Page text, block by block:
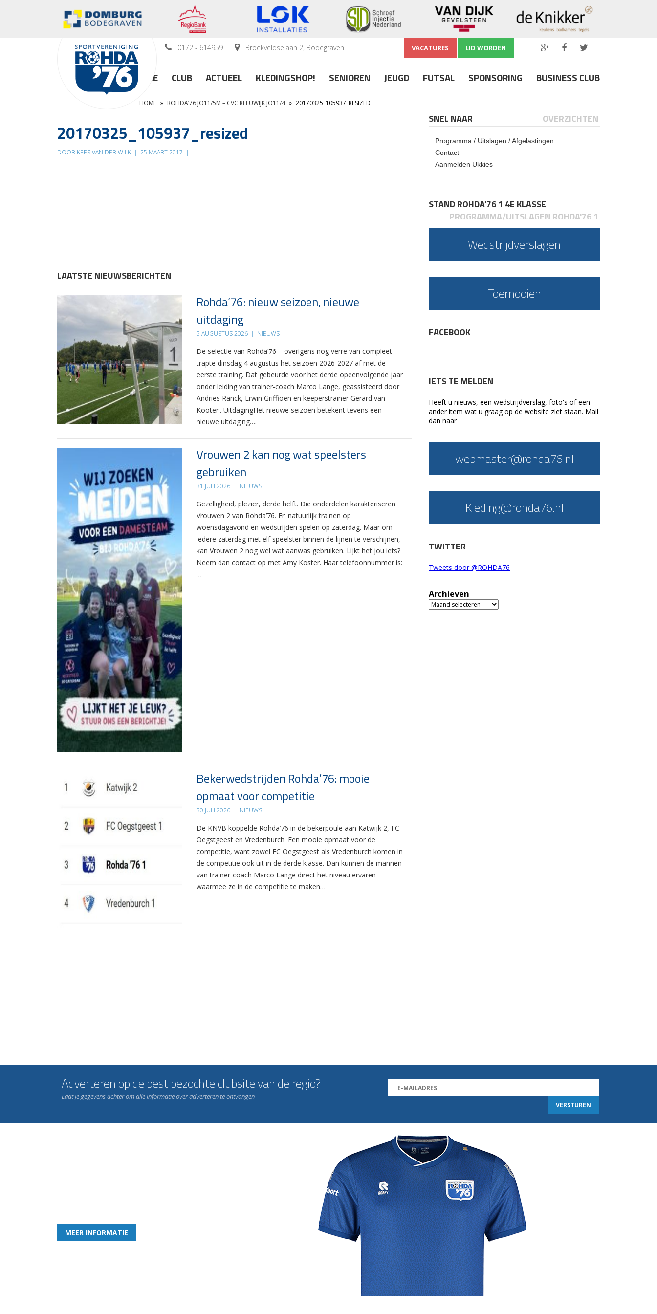
0172 - 614959 Broekveldselaan 2, Bodegraven VACATURES LID WORDEN
HOME CLUB ACTUEEL KLEDINGSHOP! SENIOREN JEUGD FUTSAL SPONSORING BUSINESS CLUB
HOME » ROHDA’76 JO11/5M – CVC REEUWIJK JO11/4 » 20170325_105937_RESIZED
20170325_105937_resized
DOOR KEES VAN DER WILK | 25 MAART 2017 |
LAATSTE NIEUWSBERICHTEN
Rohda’76: nieuw seizoen, nieuwe
uitdaging
5 AUGUSTUS 2026 | NIEUWS
De selectie van Rohda’76 – overigens nog verre van compleet –
trapte dinsdag 4 augustus het seizoen 2026-2027 af met de
eerste training. Dat gebeurde voor het derde opeenvolgende jaar
onder leiding van trainer-coach Marco Lange, geassisteerd door
Andries Ranck, Erwin Griffioen en keeperstrainer Gerard van
Kooten. UitdagingHet nieuwe seizoen betekent tevens een
nieuwe uitdaging….
Vrouwen 2 kan nog wat speelsters
gebruiken
31 JULI 2026 | NIEUWS
Gezelligheid, plezier, derde helft. Die onderdelen karakteriseren
Vrouwen 2 van Rohda’76. En natuurlijk trainen op
woensdagavond en wedstrijden spelen op zaterdag. Maar om
iedere zaterdag met elf speelster binnen de lijnen te verschijnen,
kan Vrouwen 2 nog wel wat aanwas gebruiken. Lijkt het jou iets?
Neem dan contact op met Amy Koster. Haar telefoonnummer is:
…
Bekerwedstrijden Rohda’76: mooie
opmaat voor competitie
30 JULI 2026 | NIEUWS
De KNVB koppelde Rohda’76 in de bekerpoule aan Katwijk 2, FC
Oegstgeest en Vredenburch. Een mooie opmaat voor de
competitie, want zowel FC Oegstgeest als Vredenburch komen in
de competitie ook uit in de derde klasse. Dan kunnen de mannen
van trainer-coach Marco Lange direct het niveau ervaren
waarmee ze in de competitie te maken…
SNEL NAAR OVERZICHTEN
Programma / Uitslagen / Afgelastingen
Contact
Aanmelden Ukkies
STAND ROHDA'76 1 4E KLASSE
PROGRAMMA/UITSLAGEN ROHDA'76 1
Wedstrijdverslagen
Toernooien
FACEBOOK
IETS TE MELDEN
Heeft u nieuws, een wedstrijdverslag, foto's of een
ander item wat u graag op de website ziet staan. Mail
dan naar
webmaster@rohda76.nl
Kleding@rohda76.nl
TWITTER
Tweets door @ROHDA76
Archieven
Archieven
Adverteren op de best bezochte clubsite van de regio?
Laat je gegevens achter om alle informatie over adverteren te ontvangen
MEER INFORMATIE